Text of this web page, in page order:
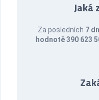
Jaká
Za posledních 7
hodnotě 390 623